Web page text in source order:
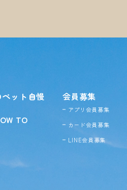
ット自慢
TO
会員募集
アプリ会員募集
カード会員募集
LINE会員募集